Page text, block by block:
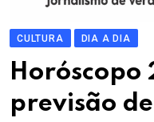
CULTURA DIA A DIA
Horóscopo
previsão